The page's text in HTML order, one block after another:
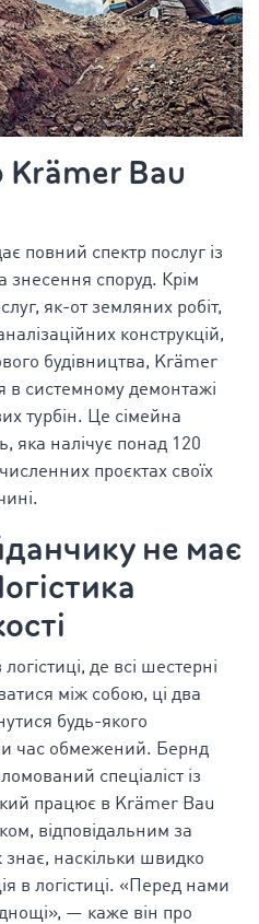
Bau
повний спектр послуг із
знесення споруд. Крім
як-от земляних робіт,
конструкцій,
будівництва, Krämer
в системному демонтажі
турбін. Це сімейна
яка налічує понад 120
проєктах своїх
не має
де всі шестерні
між собою, ці два
будь-якого
час обмежений. Бернд
спеціаліст із
працює в Krämer Bau
відповідальним за
знає, наскільки швидко
в логістиці. «Перед нами
— каже він про